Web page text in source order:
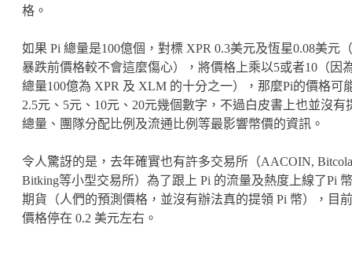
格。
如果 Pi 總量是100億個，對標 XPR 0.3美元及恆星0.08美元
暴跌前價格較不會這麼傷心），將價格上乘以5或者10（因
總量100億為 XPR 及 XLM 的十分之一），那麼Pi的價格可
2.5元、5元、10元、20元幾個數字，不過白皮書上也並沒有
總量、團隊分配比例及流通比例等最影響幣價的資訊。
令人驚訝的是，去年確實也有許多交易所（AACOIN,
Bitking等小型交易所）為了跟上 Pi 的流量及熱度上線了Pi
期貨（人們的預測價格，並沒有辦法真的提領 Pi 幣），目
價格停在 0.2 美元左右。